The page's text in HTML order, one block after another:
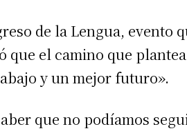
de la Lengua, evento
que el camino que
y un mejor futuro».
que no podíamos